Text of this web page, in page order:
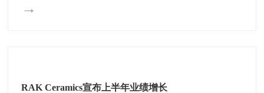
→
RAK Ceramics宣布上半年业绩增长